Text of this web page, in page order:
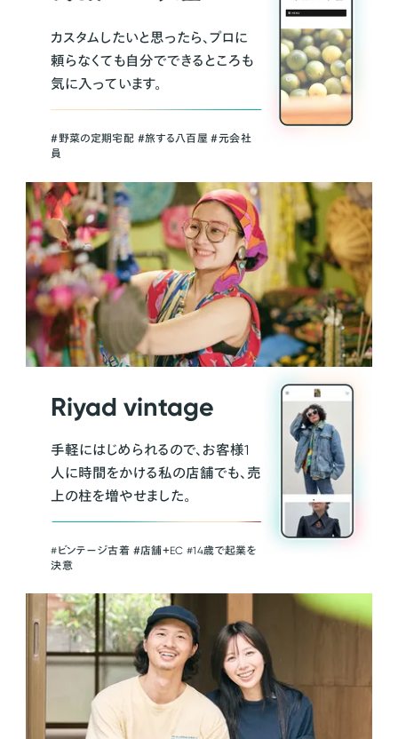
カスタムしたいと思ったら、プロに
頼らなくても自分でできるところも
気に入っています。
＃野菜の定期宅配 ＃旅する八百屋 ＃元会社
員
Riyad vintage
手軽にはじめられるので、お客様1
人に時間をかける私の店舗でも、売
上の柱を増やせました。
#ビンテージ古着 ＃店舗＋EC #14歳で起業を
決意